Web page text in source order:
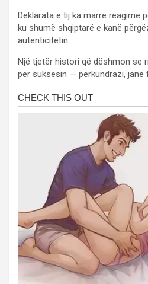
Deklarata e tij ka marrë reagime
ku shumë shqiptarë e kanë
autenticitetin.
Një tjetër histori që dëshmon se
për suksesin — përkundrazi, janë